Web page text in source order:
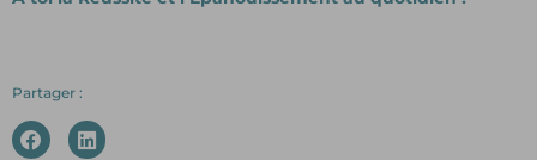
Partager :